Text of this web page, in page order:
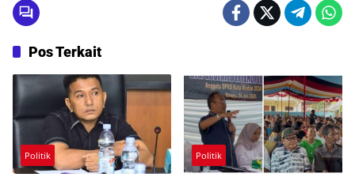
Pos Terkait
Politik Politik